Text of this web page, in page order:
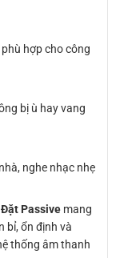
hợp cho công
bị ù hay vang
nghe nhạc nhẹ
Passivemang
bỉ, ổn định và
thống âm thanh